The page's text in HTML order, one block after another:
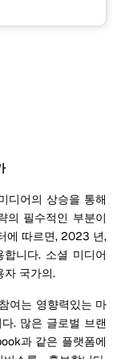
디어의 상승을 통해
의 필수적인 부분이
에 따르면, 2023 년,
니다. 소셜 미디어
자 국가의.
여는 영향력있는 마
. 많은 글로벌 브랜
과 같은 플랫폼에